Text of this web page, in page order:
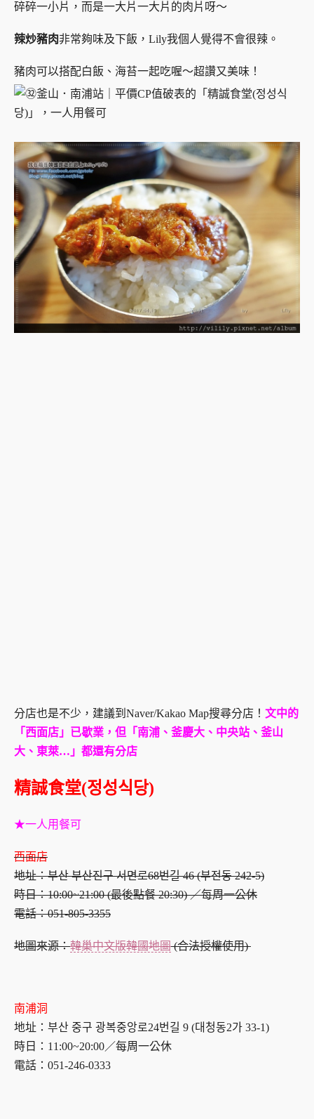
碎碎一小片，而是一大片一大片的肉片呀～
辣炒豬肉非常夠味及下飯，Lily我個人覺得不會很辣。
豬肉可以搭配白飯、海苔一起吃喔～超讚又美味！
分店也是不少，建議到Naver/Kakao Map搜尋分店！ 文中的
「西面店」已歇業，但「南浦、釜慶大、中央站、釜山
大、東萊…」都還有分店
精誠食堂(정성식당)
★一人用餐可
西面店
地址：부산 부산진구 서면로68번길 46 (부전동 242-5)
時日：10:00~21:00 (最後點餐 20:30) ／每周一公休
電話：051-805-3355
地圖來源：韓巢中文版韓國地圖(合法授權使用)
南浦洞
地址：부산 중구 광복중앙로24번길 9 (대청동2가 33-1)
時日：11:00~20:00／每周一公休
電話：051-246-0333